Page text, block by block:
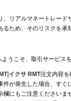
リアルマネートレード
るため、そのリスクを承
うこそ、取引サービス
| イクサ RMT注文内容を
件が発生した場合、すぐ
欄にもご注意くださいませ